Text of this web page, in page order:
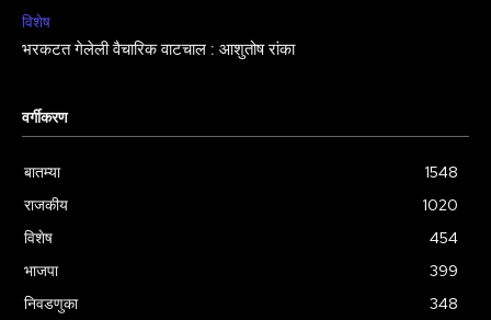
विशेष
भरकटत गेलेली वैचारिक वाटचाल : आशुतोष रांका
वर्गीकरण
बातम्या
1548
राजकीय
1020
विशेष
454
भाजपा
399
निवडणुका
348